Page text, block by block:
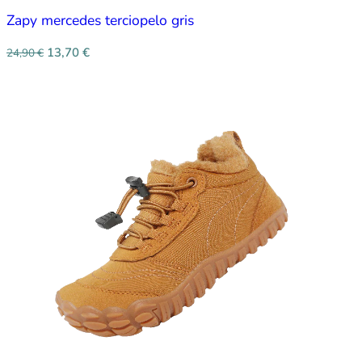
Zapy mercedes terciopelo gris
24,90€ 13,70 €